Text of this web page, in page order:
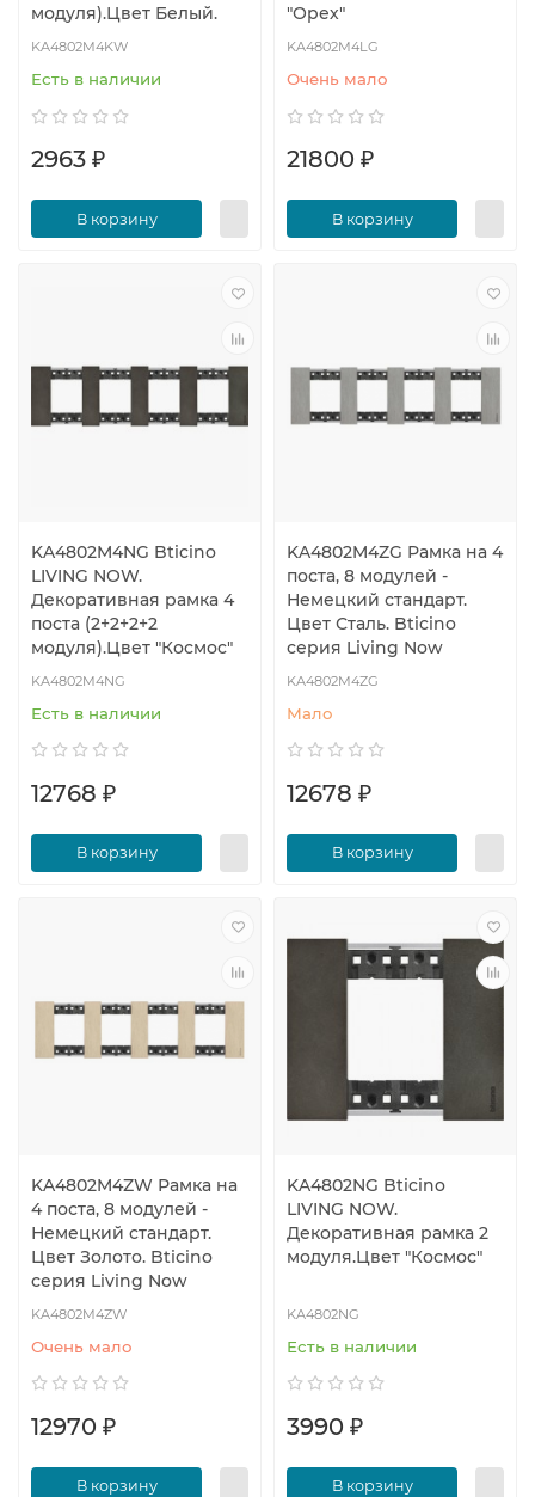
модуля).Цвет Белый.
KA4802M4KW
Есть в наличии
2963 ₽
В корзину
"Орех"
KA4802M4LG
Очень мало
21800 ₽
В корзину
KA4802M4NG Bticino
LIVING NOW.
Декоративная рамка 4
поста (2+2+2+2
модуля).Цвет "Космоc"
KA4802M4NG
Есть в наличии
12768 ₽
В корзину
KA4802M4ZG Рамка на 4
поста, 8 модулей -
Немецкий стандарт.
Цвет Сталь. Bticino
серия Living Now
KA4802M4ZG
Мало
12678 ₽
В корзину
KA4802M4ZW Рамка на
4 поста, 8 модулей -
Немецкий стандарт.
Цвет Золото. Bticino
серия Living Now
KA4802M4ZW
Очень мало
12970 ₽
В корзину
KA4802NG Bticino
LIVING NOW.
Декоративная рамка 2
модуля.Цвет "Космоc"
KA4802NG
Есть в наличии
3990 ₽
В корзину